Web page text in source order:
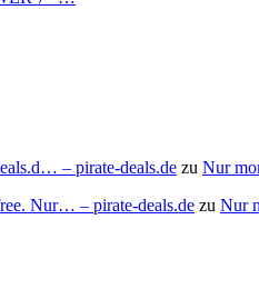
– pirate-deals.de zu Nur
Nur… – pirate-deals.de zu Nur